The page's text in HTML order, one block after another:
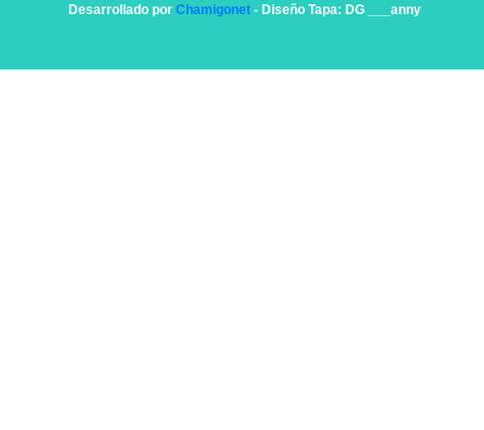
Desarrollado por Chamigonet- Diseño Tapa: DG ___anny